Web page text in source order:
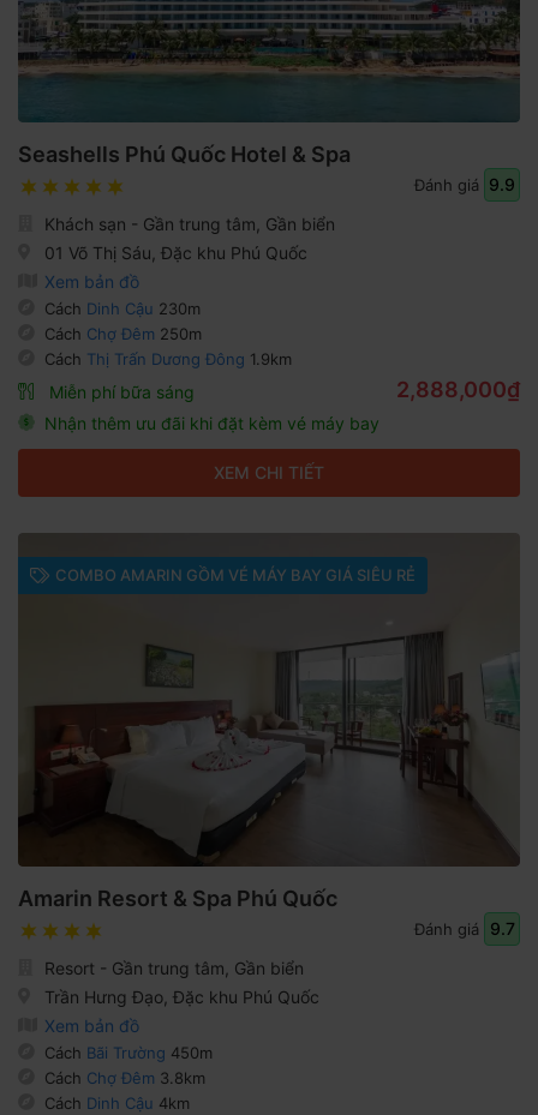
Seashells Phú Quốc Hotel & Spa
Đánh giá
9.9
Khách sạn - Gần trung tâm, Gần biển
01 Võ Thị Sáu, Đặc khu Phú Quốc
Xem bản đồ
Cách Dinh Cậu 230m
Cách Chợ Đêm 250m
Cách Thị Trấn Dương Đông 1.9km
Miễn phí bữa sáng
Nhận thêm ưu đãi khi đặt kèm vé máy bay
2,888,000₫
XEM CHI TIẾT
COMBO AMARIN GỒM VÉ MÁY BAY GIÁ SIÊU RẺ
Amarin Resort & Spa Phú Quốc
Đánh giá
9.7
Resort - Gần trung tâm, Gần biển
Trần Hưng Đạo, Đặc khu Phú Quốc
Xem bản đồ
Cách Bãi Trường 450m
Cách Chợ Đêm 3.8km
Cách Dinh Cậu 4km